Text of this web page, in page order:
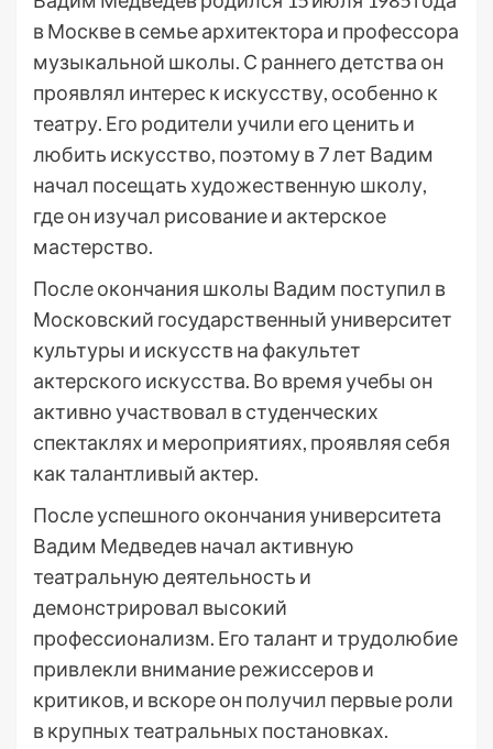
в Москве в семье архитектора и профессора
музыкальной школы. С раннего детства он
проявлял интерес к искусству, особенно к
театру. Его родители учили его ценить и
любить искусство, поэтому в 7 лет Вадим
начал посещать художественную школу,
где он изучал рисование и актерское
мастерство.
После окончания школы Вадим поступил в
Московский государственный университет
культуры и искусств на факультет
актерского искусства. Во время учебы он
активно участвовал в студенческих
спектаклях и мероприятиях, проявляя себя
как талантливый актер.
После успешного окончания университета
Вадим Медведев начал активную
театральную деятельность и
демонстрировал высокий
профессионализм. Его талант и трудолюбие
привлекли внимание режиссеров и
критиков, и вскоре он получил первые роли
в крупных театральных постановках.